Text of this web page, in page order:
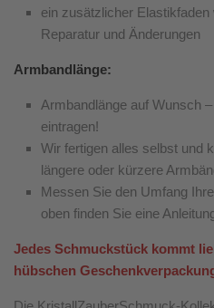
ein zusätzlicher
Reparatur und Änderungen
Armbandlänge:
Armbandlänge auf Wunsch
eintragen!
Wir fertigen alles selbst und
längere oder kürzere
Messen Sie den Umfang
oben finden Sie eine
Jedes Schmuckstück kommt
hübschen